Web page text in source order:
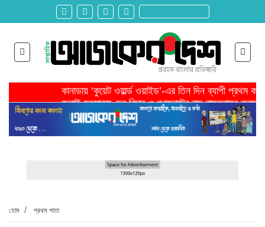
কানাডায় ‘কুয়েট ওয়ার্ল্ড ওয়াইড’-এর তিন দিন ব্যাপী প্রথম
জুলাই হত্যাকাণ্ডের বিচার ও গণভোটের রায় বাস্তবায়ন করতে
তরুণ উদ্ভাবক ও প্রযুক্তি উদ্যোক্তাদের পাশে থাকবে সরকার -
মাদরাসাকে অবহেলা করা শুরু মুজিব সরকারের আমল থেকে-
বাংলাদেশে এসে মার্কিন দূতের ভারতের হাইকমিশনারের সঙ্গে
হবিগঞ্জ ছাত্রদল সভাপতিসহ ১১ জনের বিরুদ্ধে এনসিপির
রাজনৈতিক লড়াইয়ে জিততে হলে সাংস্কৃতিক লড়াইয়ে জিততে
হোম প্রথম পাতা